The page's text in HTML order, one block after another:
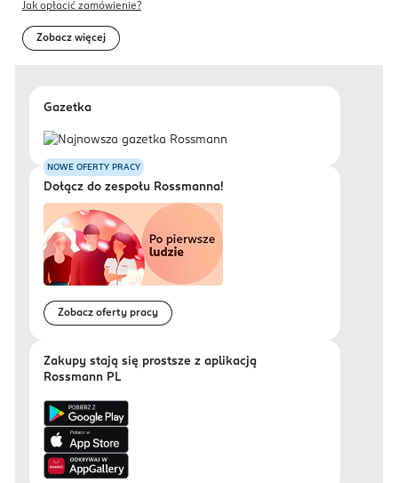
Jak opłacić zamówienie?
Zobacz więcej
Gazetka
NOWE OFERTY PRACY
Dołącz do zespołu Rossmanna!
Zobacz oferty pracy
Zakupy stają się prostsze z aplikacją
Rossmann PL